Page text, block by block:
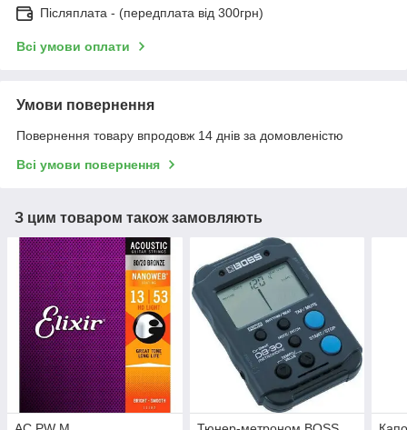
Післяплата - (передплата від 300грн)
Всі умови оплати
Умови повернення
Повернення товару впродовж 14 днів за домовленістю
Всі умови повернення
З цим товаром також замовляють